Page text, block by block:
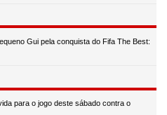
Gui pela conquista do Fifa The Best:
para o jogo deste sábado contra o